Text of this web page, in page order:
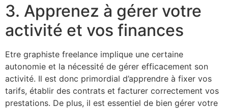
3. Apprenez à gérer votre
activité et vos finances
Etre graphiste freelance implique une certaine
autonomie et la nécessité de gérer efficacement son
activité. Il est donc primordial d’apprendre à fixer vos
tarifs, établir des contrats et facturer correctement vos
prestations. De plus, il est essentiel de bien gérer votre